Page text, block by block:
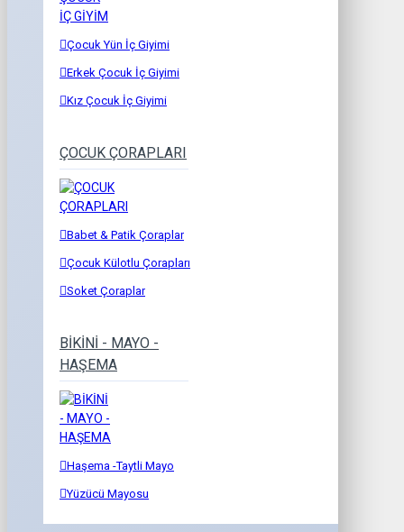
Çocuk Yün İç Giyimi
Erkek Çocuk İç Giyimi
Kız Çocuk İç Giyimi
ÇOCUK ÇORAPLARI
Babet & Patik Çoraplar
Çocuk Külotlu Çorapları
Soket Çoraplar
BİKİNİ - MAYO -
HAŞEMA
Haşema -Taytli Mayo
Yüzücü Mayosu